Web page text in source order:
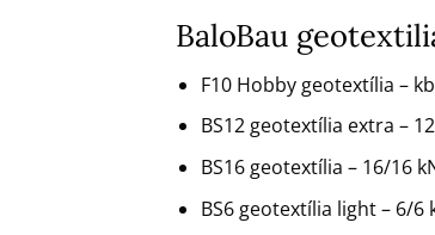
BaloBau
F10 Hobby geotextília –
BS12 geotextília extra –
BS16 geotextília – 16/16
BS6 geotextília light – 6/6